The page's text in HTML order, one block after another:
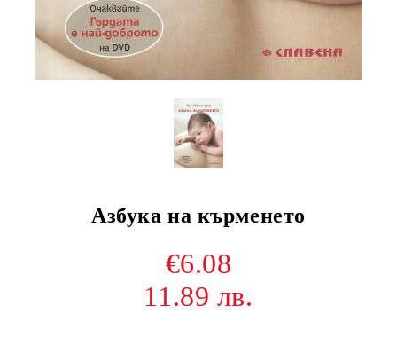
Азбука на кърменето
€6.08
11.89 лв.